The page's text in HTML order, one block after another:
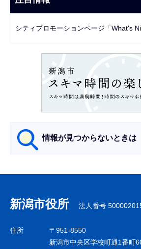
で
ーシティプロモーションページ「What's
情報が見つからないときは
ナ
ビ
ゲ
新潟市役所 法人番号
住所
〒951-8550
新潟市中央区学校町通1番町